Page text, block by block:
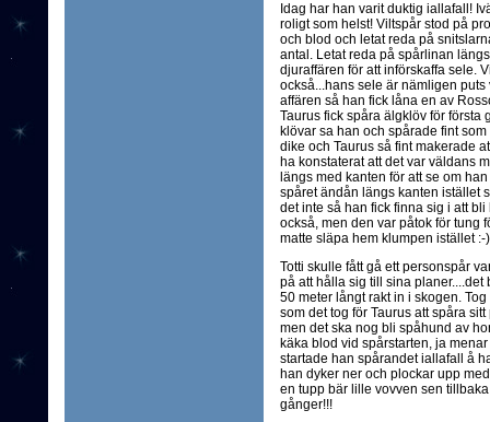
Idag har han varit duktig iallafall!
roligt som helst! Viltspår stod på
och blod och letat reda på
antal. Letat reda på spårlinan
djuraffären för att införskaffa sele.
också...hans sele är nämligen
affären så han fick låna en av
Taurus fick spåra älgklöv för
klövar sa han och spårade fint
dike och Taurus så fint makerade
ha konstaterat att det var väldans
längs med kanten för att se om
spåret ändån längs kanten istället
det inte så han fick finna sig i att
också, men den var påtok för tung
matte släpa hem klumpen istället :-)
Totti skulle fått gå ett personspår
på att hålla sig till sina
50 meter långt rakt in i skogen.
som det tog för Taurus att spåra
men det ska nog bli spåhund av
käka blod vid spårstarten, ja
startade han spårandet iallafall å
han dyker ner och plockar upp
en tupp bär lille vovven sen
gånger!!!